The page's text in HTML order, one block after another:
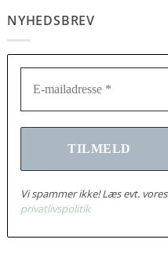
NYHEDSBREV
Vi spammer ikke! Læs evt. vores
privatlivspolitik